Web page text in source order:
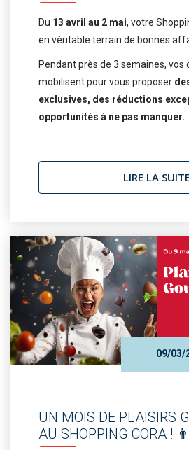
Du 13 avril au 2 mai, votre
en véritable terrain de bonnes
Pendant près de 3 semaines,
mobilisent pour vous proposer
exclusives, des réductions
opportunités à ne pas manquer.
LIRE LA SUITE
09/03/
UN MOIS DE PLAISIRS
AU SHOPPING CORA !